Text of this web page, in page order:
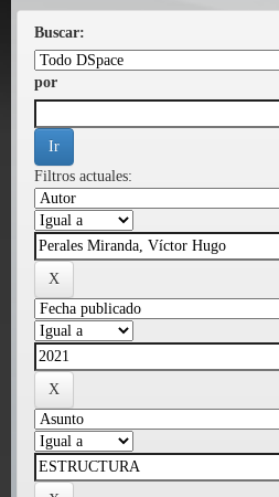
Buscar:
por
Filtros actuales: